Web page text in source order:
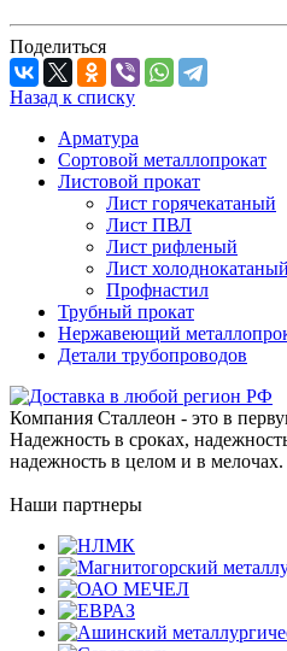
Поделиться
Назад к списку
Арматура
Сортовой металлопрокат
Листовой прокат
Лист горячекатаный
Лист ПВЛ
Лист рифленый
Лист холоднокатаный
Профнастил
Трубный прокат
Нержавеющий
Детали трубопроводов
Компания Сталлеон - это в
Надежность в сроках,
надежность в целом и в мелочах.
Наши партнеры